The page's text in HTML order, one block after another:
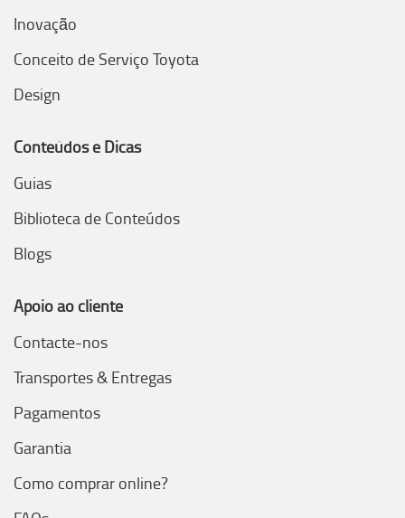
Inovação
Conceito de Serviço Toyota
Design
Conteúdos e Dicas
Guias
Biblioteca de Conteúdos
Blogs
Apoio ao cliente
Contacte-nos
Transportes & Entregas
Pagamentos
Garantia
Como comprar online?